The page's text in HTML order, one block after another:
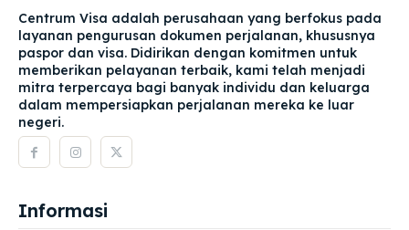
Centrum Visa adalah perusahaan yang berfokus pada
layanan pengurusan dokumen perjalanan, khususnya
paspor dan visa. Didirikan dengan komitmen untuk
memberikan pelayanan terbaik, kami telah menjadi
mitra terpercaya bagi banyak individu dan keluarga
dalam mempersiapkan perjalanan mereka ke luar
negeri.
Informasi